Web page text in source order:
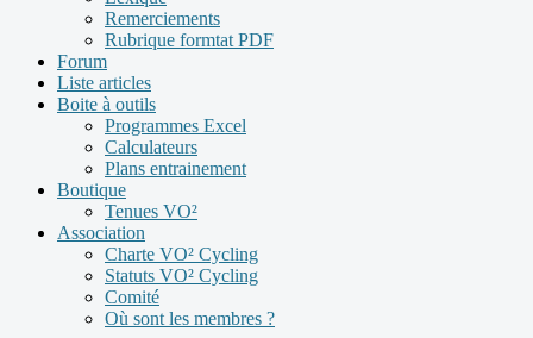
Remerciements
Rubrique formtat PDF
Forum
Liste articles
Boite à outils
Programmes Excel
Calculateurs
Plans entrainement
Boutique
Tenues VO²
Association
Charte VO² Cycling
Statuts VO² Cycling
Comité
Où sont les membres ?